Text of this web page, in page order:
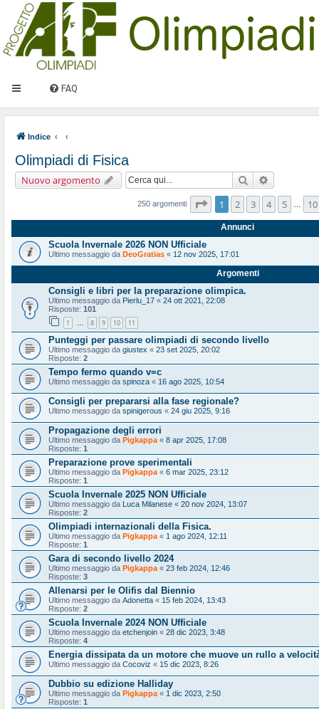
FAQ
Indice
Olimpiadi di Fisica
Nuovo argomento Cerca
250 argomenti Pagina1 di10
1 2 3 4 5 10
Annunci
Scuola Invernale 2026 NON Ufficiale
Ultimo messaggio da DeoGratias « 12 nov 2025, 17:01
Argomenti
Consigli e libri per la preparazione olimpica.
Ultimo messaggio da Pierlu_17 « 24 ott 2021, 22:08
Risposte: 101
1 … 8 9 10 11
Punteggi per passare olimpiadi di secondo livello
Ultimo messaggio da giustex « 23 set 2025, 20:02
Risposte: 2
Tempo fermo quando v=c
Ultimo messaggio da spinoza « 16 ago 2025, 10:54
Consigli per prepararsi alla fase regionale?
Ultimo messaggio da spinigerous « 24 giu 2025, 9:16
Propagazione degli errori
Ultimo messaggio da Pigkappa « 8 apr 2025, 17:08
Risposte: 1
Preparazione prove sperimentali
Ultimo messaggio da Pigkappa « 6 mar 2025, 23:12
Risposte: 1
Scuola Invernale 2025 NON Ufficiale
Ultimo messaggio da Luca Milanese « 20 nov 2024, 13:07
Risposte: 2
Olimpiadi internazionali della Fisica.
Ultimo messaggio da Pigkappa « 1 ago 2024, 12:11
Risposte: 1
Gara di secondo livello 2024
Ultimo messaggio da Pigkappa « 23 feb 2024, 12:46
Risposte: 3
Allenarsi per le Olifis dal Biennio
Ultimo messaggio da Adonetta « 15 feb 2024, 13:43
Risposte: 2
Scuola Invernale 2024 NON Ufficiale
Ultimo messaggio da etchenjoin « 28 dic 2023, 3:48
Risposte: 4
Energia dissipata da un motore che muove un rullo a
Ultimo messaggio da Cocoviz « 15 dic 2023, 8:26
Dubbio su edizione Halliday
Ultimo messaggio da Pigkappa « 1 dic 2023, 2:50
Risposte: 1